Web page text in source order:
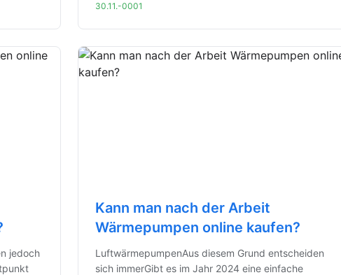
30.11.-0001
jedoch
Kann man nach der Arbeit
Wärmepumpen online kaufen?
LuftwärmepumpenAus diesem Grund entscheiden
sich immerGibt es im Jahr 2024 eine einfache